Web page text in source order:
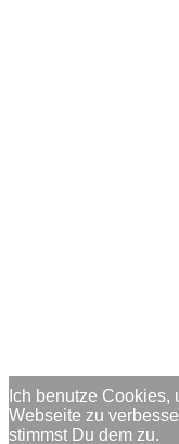
Ich benutze
Webseite zu
stimmst Du dem zu.